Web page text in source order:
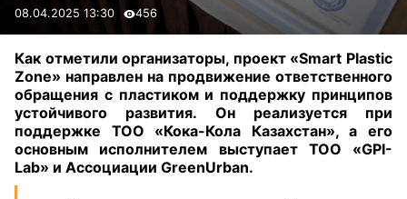
08.04.2025 13:30 456
Как отметили организаторы, проект «Smart Plastic
Zone» направлен на продвижение ответственного
обращения с пластиком и поддержку принципов
устойчивого развития. Он реализуется при
поддержке ТОО «Кока-Кола Казахстан», а его
основным исполнителем выступает ТОО «GPI-
Lab» и Ассоциации GreenUrban.